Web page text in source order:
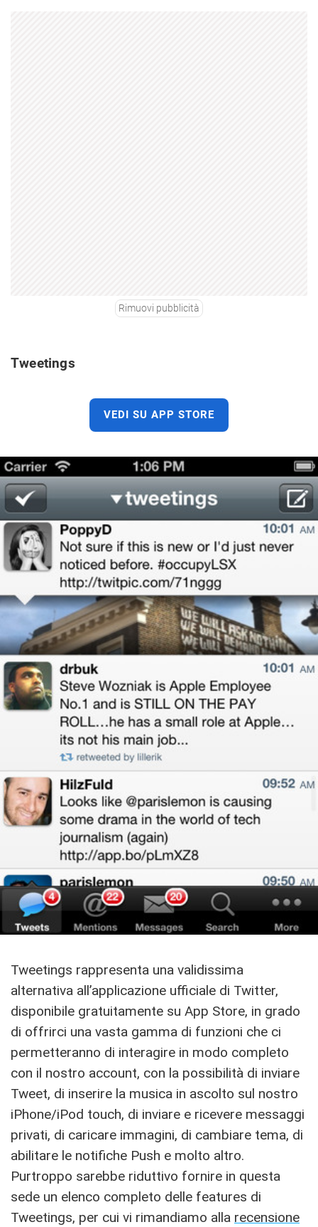
Rimuovi pubblicità
Tweetings
VEDI SU APP STORE
Tweetings rappresenta una validissima
alternativa all’applicazione ufficiale di Twitter,
disponibile gratuitamente su App Store, in grado
di offrirci una vasta gamma di funzioni che ci
permetteranno di interagire in modo completo
con il nostro account, con la possibilità di inviare
Tweet, di inserire la musica in ascolto sul nostro
iPhone/iPod touch, di inviare e ricevere messaggi
privati, di caricare immagini, di cambiare tema, di
abilitare le notifiche Push e molto altro.
Purtroppo sarebbe riduttivo fornire in questa
sede un elenco completo delle features di
Tweetings, per cui vi rimandiamo alla recensione